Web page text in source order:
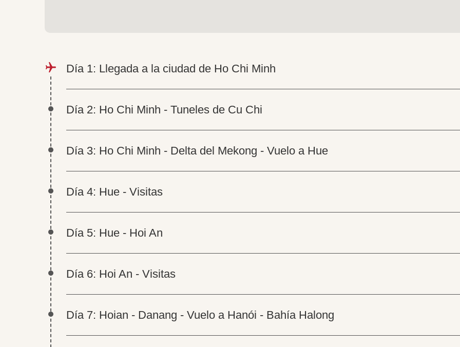
Día 1: Llegada a la ciudad de Ho Chi Minh
Día 2: Ho Chi Minh - Tuneles de Cu Chi
Día 3: Ho Chi Minh - Delta del Mekong - Vuelo a Hue
Día 4: Hue - Visitas
Día 5: Hue - Hoi An
Día 6: Hoi An - Visitas
Día 7: Hoian - Danang - Vuelo a Hanói - Bahía Halong